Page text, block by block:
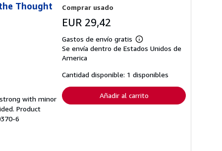
Thought
with minor
Product
6
Comprar usado
EUR 29,42
Gastos de envío gratis
Más
información
tarifas
de
envío
Se envía dentro de Estados Unidos de
America
Cantidad disponible: 1 disponibles
Añadir al carrito